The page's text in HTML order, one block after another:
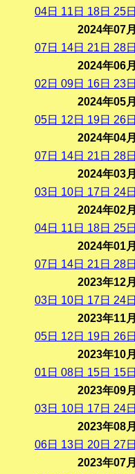
04日 11 日 18日 25日
2024年07月
07日 14日 21 日 28日
2024年06月
02 日 09日 16日 23日
2024年05月
05日 12 日 19日 26日
2024年04月
07日 14日 21 日 28日
2024年03月
03日 10日 17日 24日
2024年02月
04日 11 日 18日 25日
2024年01月
07日 14日 21 日 28日
2023年12月
03日 10日 17日 24日
2023年11月
05日 12 日 19日 26日
2023年10月
01 日 08日 15日 15日
2023年09月
03日 10日 17日 24日
2023年08月
06日 13日 20日 27日
2023年07月